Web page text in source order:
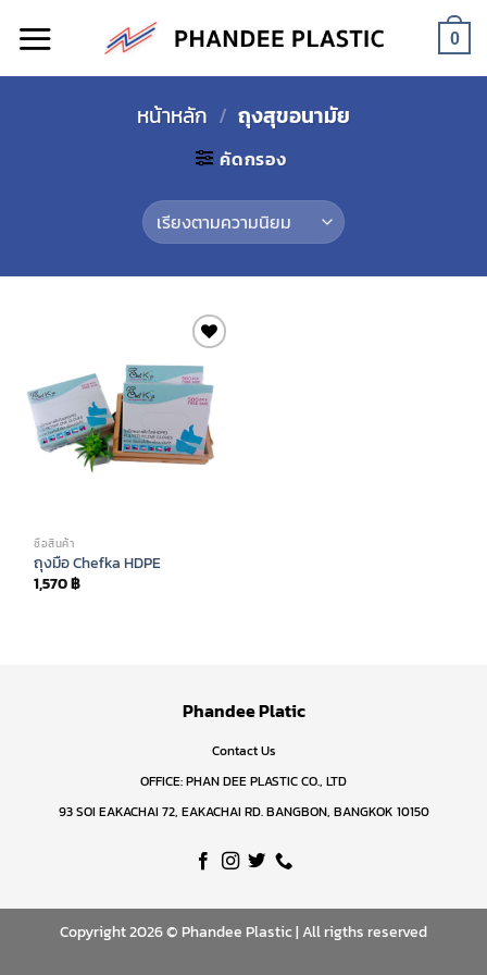
0
หน้าหลัก / ถุงสุขอนามัย
คัดกรอง
Add to
wishlist
ซื้อสินค้า
ถุงมือ Chefka HDPE
1,570฿
Phandee Platic
Contact Us
OFFICE: PHAN DEE PLASTIC CO., LTD
93 SOI EAKACHAI 72, EAKACHAI RD. BANGBON, BANGKOK 10150
Copyright 2026 © Phandee Plastic | All rigths reserved